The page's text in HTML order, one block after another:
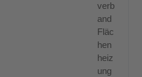
verb
and
Fläc
hen
heiz
ung